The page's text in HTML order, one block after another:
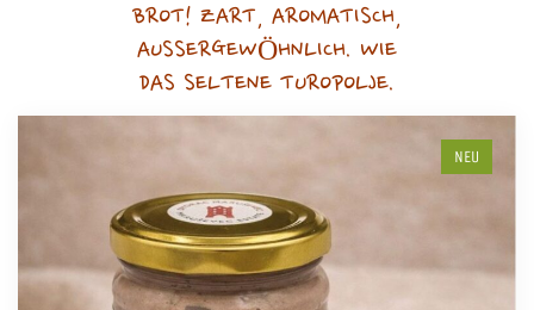
BROT! ZART, AROMATISCH,
AUSSERGEWÖHNLICH. WIE
DAS SELTENE TUROPOLJE.
NEU